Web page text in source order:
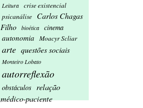
Leitura
crise existencial
psicanálise
Carlos Chagas
Filho
bioética cinema
autonomia Moacyr Scliar
arte questões sociais
Monteiro Lobato
autorreflexão
obstáculos relação
médico-paciente